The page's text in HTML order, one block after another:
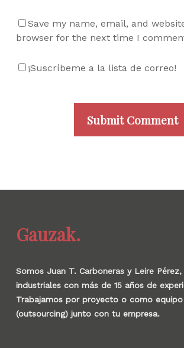
Save my name, email, and
browser for the next time I
¡Suscríbeme a la lista de correo!
Gauzak.
Somos Juan T. Carboneras y Leire
industriales con más de 15 años de
Trabajamos por proyecto o como
(outsourcing) junto con tu empresa.